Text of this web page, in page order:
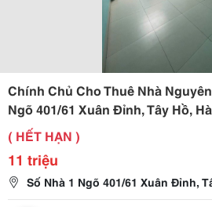
Chính Chủ Cho Thuê Nhà
Ngõ 401/61 Xuân Đỉnh, Tây Hồ,
( HẾT HẠN )
11 triệu
Số Nhà 1 Ngõ 401/61 Xuân Đỉnh,